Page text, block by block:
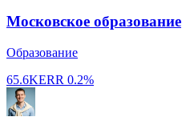
Московское образование
Образование
65.6KERR 0.2%